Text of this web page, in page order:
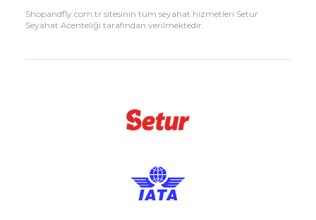
Shopandfly.com.tr sitesinin tüm seyahat hizmetleri Setur
Seyahat Acenteliği tarafından verilmektedir.